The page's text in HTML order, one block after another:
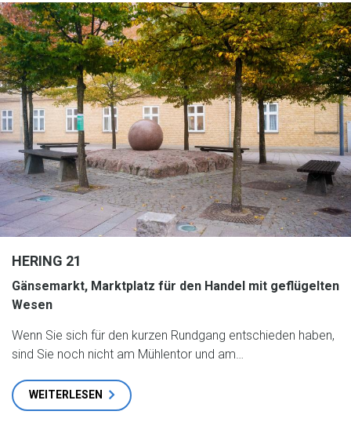
HERING 21
Gänsemarkt, Marktplatz für den Handel mit geflügelten
Wesen
Wenn Sie sich für den kurzen Rundgang entschieden haben,
sind Sie noch nicht am Mühlentor und am…
WEITERLESEN